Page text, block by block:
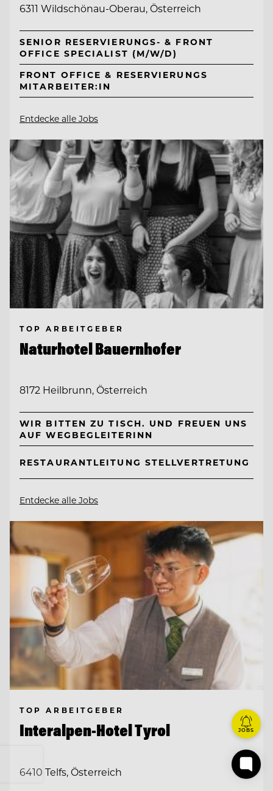
6311 Wildschönau-Oberau, Österreich
SENIOR RESERVIERUNGS- & FRONT
OFFICE SPECIALIST (M/W/D)
FRONT OFFICE & RESERVIERUNGS
MITARBEITER:IN
Entdecke alle Jobs
TOP ARBEITGEBER
Naturhotel Bauernhofer
8172 Heilbrunn, Österreich
WIR BITTEN ZU TISCH. UND FREUEN UNS
AUF WEGBEGLEITERINN
RESTAURANTLEITUNG STELLVERTRETUNG
Entdecke alle Jobs
TOP ARBEITGEBER
Interalpen-Hotel Tyrol
6410 Telfs, Österreich
JOBS